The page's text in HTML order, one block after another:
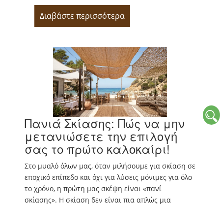
Διαβάστε περισσότερα
Πανιά Σκίασης: Πώς να μην
μετανιώσετε την επιλογή
σας το πρώτο καλοκαίρι!
Στο μυαλό όλων μας, όταν μιλήσουμε για σκίαση σε
εποχικό επίπεδο και όχι για λύσεις μόνιμες για όλο
το χρόνο, η πρώτη μας σκέψη είναι «πανί
σκίασης». Η σκίαση δεν είναι πια απλώς μια